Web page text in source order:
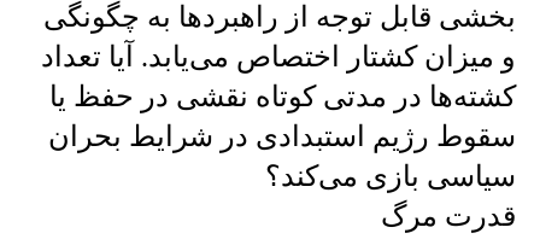
بخشی قابل توجه از راهبرد‌ها به چگونگی
و میزان کشتار اختصاص می‌یابد. آیا تعداد
کشته‌ها در مدتی کوتاه نقشی در حفظ یا
سقوط رژیم استبدادی در شرایط بحران
سیاسی بازی می‌کند؟
قدرت مرگ